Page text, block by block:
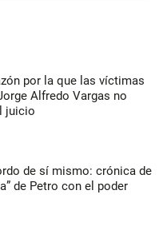
por la que las víctimas
Alfredo Vargas no
juicio
de sí mismo: crónica de
de Petro con el poder